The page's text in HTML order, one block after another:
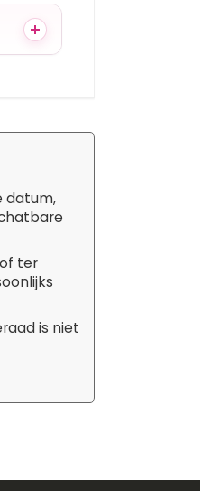
datum,
ter
is niet